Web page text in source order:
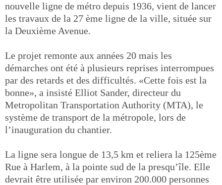
nouvelle ligne de métro depuis 1936, vient de lancer
les travaux de la 27 ème ligne de la ville, située sur
la Deuxième Avenue.
Le projet remonte aux années 20 mais les
démarches ont été à plusieurs reprises interrompues
par des retards et des difficultés. «Cette fois est la
bonne», a insisté Elliot Sander, directeur du
Metropolitan Transportation Authority (MTA), le
système de transport de la métropole, lors de
l’inauguration du chantier.
La ligne sera longue de 13,5 km et reliera la 125ème
Rue à Harlem, à la pointe sud de la presqu’île. Elle
devrait être utilisée par environ 200.000 personnes